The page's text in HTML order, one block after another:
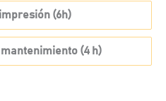
(6h)
(4 h)